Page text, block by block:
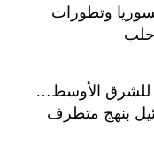
وتطورات
للشرق الأوسط…
بنهج متطرف